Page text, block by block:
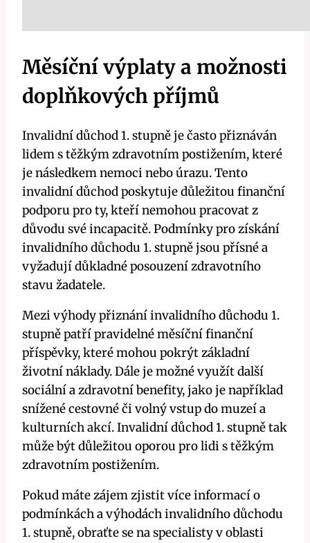
Měsíční výplaty a možnosti
doplňkových příjmů
Invalidní důchod 1. stupně je často přiznáván
lidem s těžkým zdravotním postižením, které
je následkem nemoci nebo úrazu. Tento
invalidní důchod poskytuje důležitou finanční
podporu pro ty, kteří nemohou pracovat z
důvodu své incapacitě. Podmínky pro získání
invalidního důchodu 1. stupně jsou přísné a
vyžadují důkladné posouzení zdravotního
stavu žadatele.
Mezi výhody přiznání invalidního důchodu 1.
stupně patří pravidelné měsíční finanční
příspěvky, které mohou pokrýt základní
životní náklady. Dále je možné využít další
sociální a zdravotní benefity, jako je například
snížené cestovné či volný vstup do muzeí a
kulturních akcí. Invalidní důchod 1. stupně tak
může být důležitou oporou pro lidi s těžkým
zdravotním postižením.
Pokud máte zájem zjistit více informací o
podmínkách a výhodách invalidního důchodu
1. stupně, obraťte se na specialisty v oblasti